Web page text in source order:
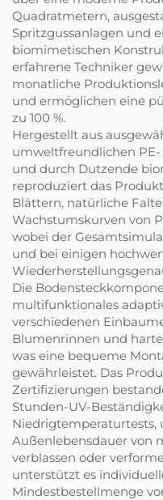
Quadratmetern,
Spritzgussanlagen und
biomimetischen
erfahrene Techniker
monatliche
und ermöglichen eine
zu 100 %.
Hergestellt aus
umweltfreundlichen
und durch Dutzende
reproduziert das
Blättern, natürliche
Wachstumskurven von
wobei der
und bei einigen
Die
multifunktionales
verschiedenen
Blumenrinnen und
was eine bequeme
gewährleistet. Das
Zertifizierungen
Stunden-UV-
Niedrigtemperaturtests,
Außenlebensdauer von
verblassen oder
unterstützt es
Mindestbestellmenge